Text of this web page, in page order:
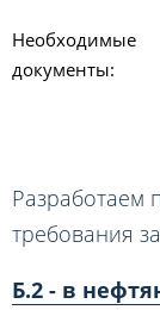
Необходимые
документы:
Разработаем
требования
Б.2 - в